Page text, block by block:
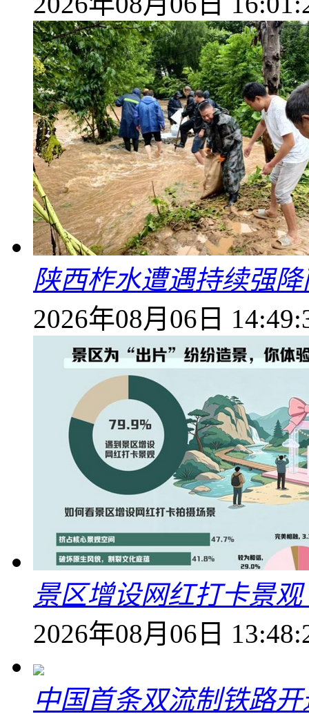
陕西柞水遭遇持续强
2026年08月06日
景区增设网红打卡景
2026年08月06日
中国首条双流制铁路